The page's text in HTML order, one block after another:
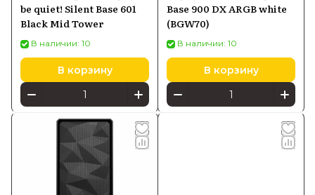
be quiet! Silent Base 601
Black Mid Tower
В наличии: 10
В корзину
Base 900 DX ARGB white
(BGW70)
В наличии: 10
В корзину